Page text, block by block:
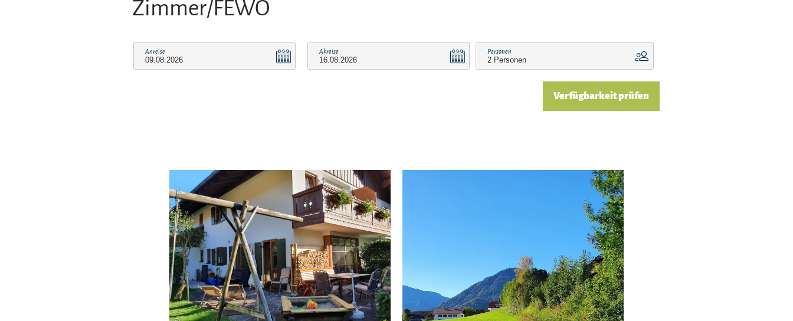
Zimmer/FEWO
Anreise Abreise Personen
Verfügbarkeit prüfen